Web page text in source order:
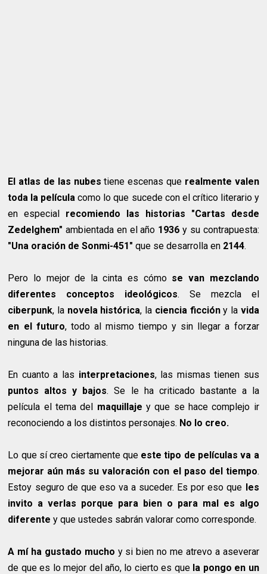
El atlas de las nubes tiene escenas que realmente valen
toda la película como lo que sucede con el crítico literario y
en especial recomiendo las historias "Cartas desde
Zedelghem" ambientada en el año 1936 y su contrapuesta:
"Una oración de Sonmi-451" que se desarrolla en 2144.
Pero lo mejor de la cinta es cómo se van mezclando
diferentes conceptos ideológicos. Se mezcla el
ciberpunk, la novela histórica, la ciencia ficcióny la vida
en el futuro, todo al mismo tiempo y sin llegar a forzar
ninguna de las historias.
En cuanto a las interpretaciones, las mismas tienen sus
puntos altos y bajos. Se le ha criticado bastante a la
película el tema del maquillaje y que se hace complejo ir
reconociendo a los distintos personajes. No lo creo.
Lo que sí creo ciertamente que este tipo de películas va a
mejorar aún más su valoración con el paso del tiempo.
Estoy seguro de que eso va a suceder. Es por eso que les
invito a verlas porque para bien o para mal es algo
diferente y que ustedes sabrán valorar como corresponde.
A mí ha gustado mucho y si bien no me atrevo a aseverar
de que es lo mejor del año, lo cierto es que la pongo en un